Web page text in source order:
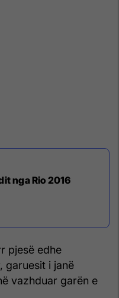
nga Rio 2016
pjesë edhe
garuesit i janë
vazhduar garën e